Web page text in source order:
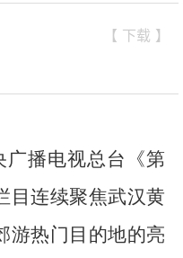
【 下载 】
广播电视总台《第
目连续聚焦武汉黄
游热门目的地的亮